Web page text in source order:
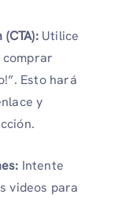
Utilice
comprar
Esto hará
y
Intente
videos para